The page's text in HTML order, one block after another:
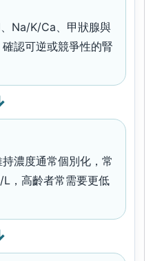
Na/K/Ca、甲狀腺與
認可逆或競爭性的腎
濃度通常個別化，常
，高齡者常需要更低